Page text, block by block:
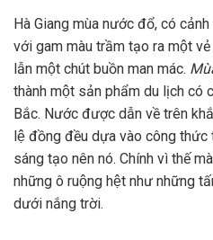
Hà Giang mùa nước đổ, có
với gam màu trầm tạo ra một
lẫn một chút buồn man mác.
thành một sản phẩm du lịch có
Bắc. Nước được dẫn về trên
lệ đồng đều dựa vào công
sáng tạo nên nó. Chính vì thế
những ô ruộng hệt như những
dưới nắng trời.